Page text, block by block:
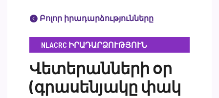
Բոլոր իրադարձությունները
NLACRC ԻՐԱԴԱՐՁՈՒԹՅՈՒՆ
Վետերանների օր
(գրասենյակը փակ